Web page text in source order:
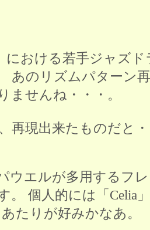
における若手ジャズ
あのリズムパターン
ませんね・・・。
再現出来たものだと
ウエルが多用するフ
。 個人的には「Celia
あたりが好みかなあ。